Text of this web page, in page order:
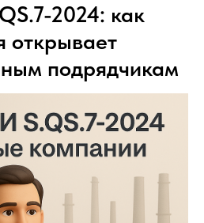
2024: как
открывает
подрядчикам